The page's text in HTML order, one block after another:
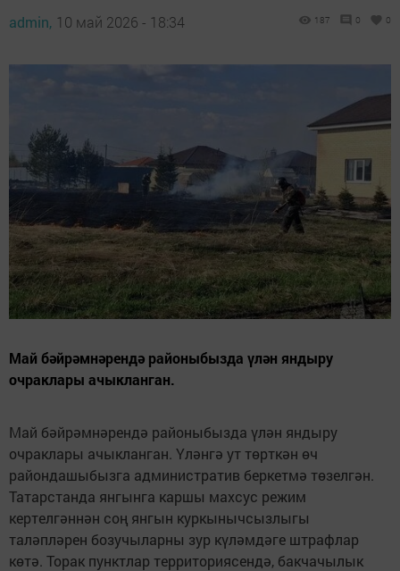
admin, 10 май 2026 - 18:34 187 0 0
Май бәйрәмнәрендә районыбызда үлән яндыру
очраклары ачыкланган.
Май бәйрәмнәрендә районыбызда үлән яндыру
очраклары ачыкланган. Үләнгә ут төрткән өч
райондашыбызга административ беркетмә төзелгән.
Татарстанда янгынга каршы махсус режим
кертелгәннән соң янгын куркынычсызлыгы
таләпләрен бозучыларны зур күләмдәге штрафлар
көтә. Торак пунктлар территориясендә, бакчачылык